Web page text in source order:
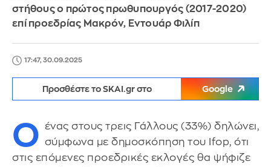
στήθους ο πρώτος πρωθυπουργός (2017-2020)
επί προεδρίας Μακρόν, Εντουάρ Φιλίπ
17:47, 30.09.2025
Προσθέστε το SKAI.gr στο Google
Ο ένας στους τρεις Γάλλους (33%) δηλώνει,
σύμφωνα με δημοσκόπηση του Ifop, ότι
στις επόμενες προεδρικές εκλογές θα ψήφιζε